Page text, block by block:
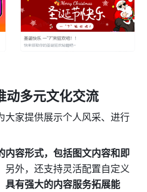
动多元文化交流
大家提供展示个人风采、进行
内容形式，包括图文内容和即
另外，还支持灵活配置自定义
具有强大的内容服务拓展能